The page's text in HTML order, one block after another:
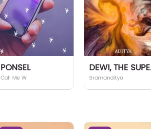
PONSEL
Call Me W Bramanditya